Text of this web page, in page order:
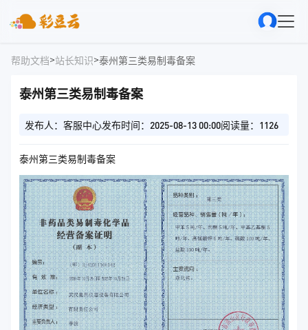
帮助文档>站长知识>泰州第三类易制毒备案
泰州第三类易制毒备案
发布人：客服中心发布时间：2025-08-13 00:00阅读量：1126
泰州第三类易制毒备案